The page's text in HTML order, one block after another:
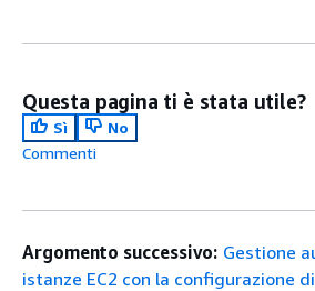
Questa pagina ti è stata utile?
Sì
No
Commenti
Argomento successivo: Gestione
istanze EC2 con la configurazione